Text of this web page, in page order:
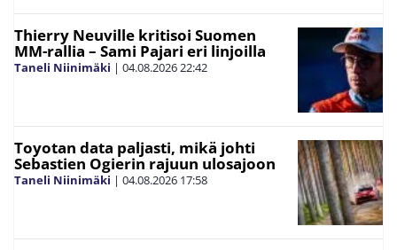
Thierry Neuville kritisoi Suomen
MM-rallia – Sami Pajari eri linjoilla
Taneli Niinimäki | 04.08.202622:42
Toyotan data paljasti, mikä johti
Sebastien Ogierin rajuun ulosajoon
Taneli Niinimäki | 04.08.2026 17:58